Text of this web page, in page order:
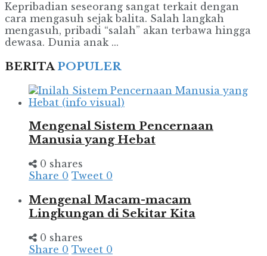
Kepribadian seseorang sangat terkait dengan
cara mengasuh sejak balita. Salah langkah
mengasuh, pribadi “salah” akan terbawa hingga
dewasa. Dunia anak ...
BERITAPOPULER
Mengenal Sistem Pencernaan
Manusia yang Hebat
0 shares
Share 0 Tweet 0
Mengenal Macam-macam
Lingkungan di Sekitar Kita
0 shares
Share 0 Tweet 0